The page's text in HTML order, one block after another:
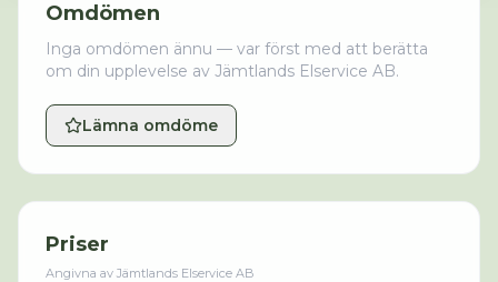
Omdömen
Inga omdömen ännu — var först med att berätta
om din upplevelse av Jämtlands Elservice AB.
Lämna omdöme
Priser
Angivna av Jämtlands Elservice AB